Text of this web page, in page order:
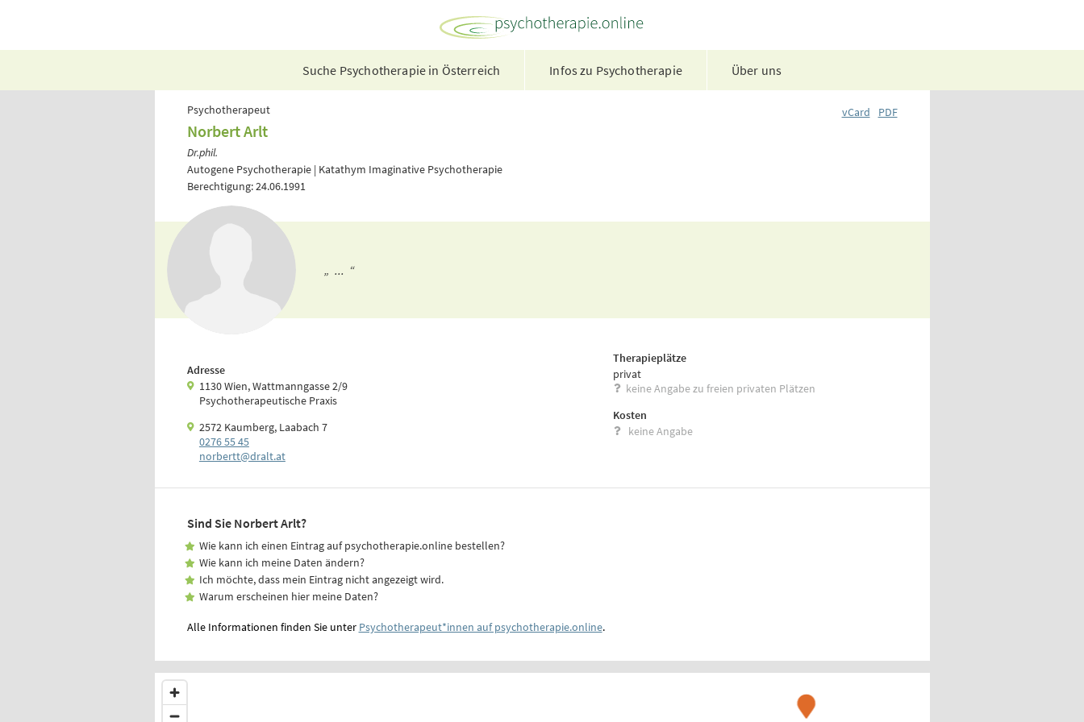
Suche Psychotherapie in Österreich Infos zu Psychotherapie Über uns
Psychotherapeut
Norbert Arlt
Dr.phil.
Autogene Psychotherapie | Katathym Imaginative Psychotherapie
Berechtigung: 24.06.1991
vCard PDF
„ ... “
Adresse
1130 Wien, Wattmanngasse 2/9
Psychotherapeutische Praxis
2572 Kaumberg, Laabach 7
0276 55 45
norbertt@dralt.­at
Therapieplätze
privat
keine Angabe zu freien privaten Plätzen
Kosten
keine Angabe
Sind Sie Norbert Arlt?
Wie kann ich einen Eintrag auf psychotherapie.online bestellen?
Wie kann ich meine Daten ändern?
Ich möchte, dass mein Eintrag nicht angezeigt wird.
Warum erscheinen hier meine Daten?
Alle Informationen finden Sie unter Psychotherapeut*innen auf psychotherapie.online.